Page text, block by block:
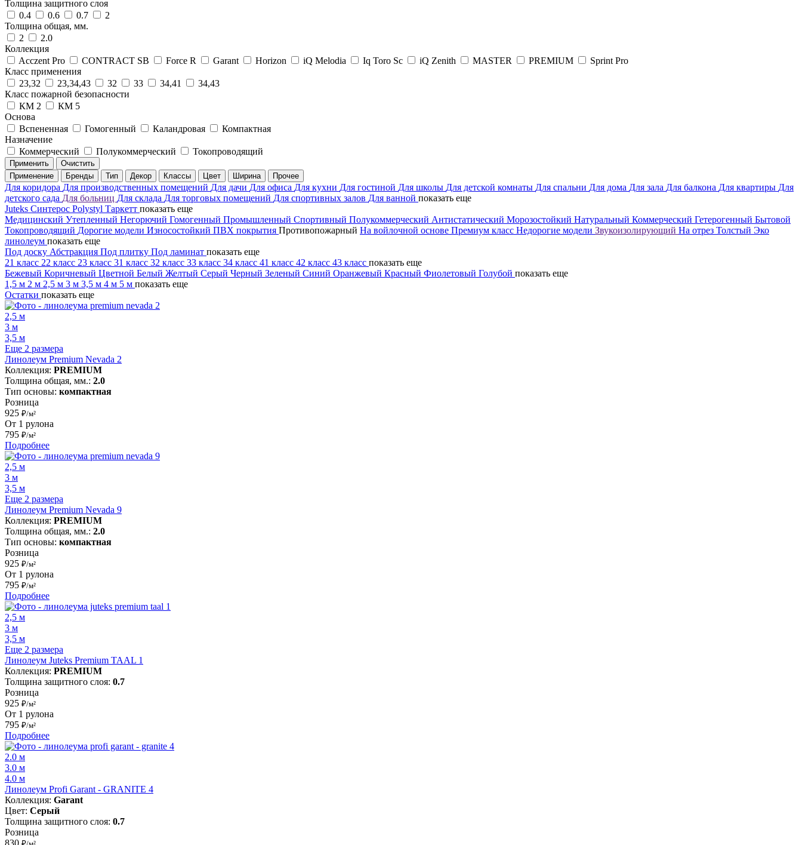
Толщина защитного слоя
0.4
0.6 0.7
2
Толщина общая, мм.
2
2.0
Коллекция
Acczent Pro
CONTRACT SB Force R Garant Horizon iQ Melodia Iq Toro Sc iQ Zenith MASTER PREMIUM
Sprint Pro
Класс применения
23,32
23,34,43 32 33 34,41
34,43
Класс пожарной безопасности
КМ 2
КМ 5
Основа
Вспененная
Гомогенный Каландровая
Компактная
Назначение
Коммерческий
Полукоммерческий Токопроводящий
Применить
Очистить
Применение
Бренды Тип Декор Классы Цвет Ширина Прочее
Для коридора Для производственных помещений Для дачи Для офиса Для кухни Для гостиной Для школы Для детской комнаты Для спальни Для дома Для зала Для балкона Для квартиры Для
детского сада Для больниц Для склада Для торговых помещений Для спортивных залов Для ванной показать еще
Juteks Синтерос Polystyl Таркетт показать еще
Медицинский Утепленный Негорючий Гомогенный Промышленный Спортивный Полукоммерческий Антистатический Морозостойкий Натуральный Коммерческий Гетерогенный Бытовой
Токопроводящий Дорогие модели Износостойкий ПВХ покрытия Противопожарный На войлочной основе Премиум класс Недорогие модели Звукоизолирующий На отрез Толстый Эко
линолеум показать еще
Под доску Абстракция Под плитку Под ламинат показать еще
21 класс 22 класс 23 класс 31 класс 32 класс 33 класс 34 класс 41 класс 42 класс 43 класс показать еще
Бежевый Коричневый Цветной Белый Желтый Серый Черный Зеленый Синий Оранжевый Красный Фиолетовый Голубой показать еще
1,5 м 2 м 2,5 м 3 м 3,5 м 4 м 5 м показать еще
Остатки показать еще
2,5 м
3 м
3,5 м
Еще 2 размера
Линолеум Premium Nevada 2
Коллекция: PREMIUM
Толщина общая, мм.: 2.0
Тип основы: компактная
Розница
925 ₽/м²
От 1 рулона
795 ₽/м²
Подробнее
2,5 м
3 м
3,5 м
Еще 2 размера
Линолеум Premium Nevada 9
Коллекция: PREMIUM
Толщина общая, мм.: 2.0
Тип основы: компактная
Розница
925 ₽/м²
От 1 рулона
795 ₽/м²
Подробнее
2,5 м
3 м
3,5 м
Еще 2 размера
Линолеум Juteks Premium TAAL 1
Коллекция: PREMIUM
Толщина защитного слоя: 0.7
Розница
925 ₽/м²
От 1 рулона
795 ₽/м²
Подробнее
2.0 м
3.0 м
4.0 м
Линолеум Profi Garant - GRANITE 4
Коллекция: Garant
Цвет: Серый
Толщина защитного слоя: 0.7
Розница
830